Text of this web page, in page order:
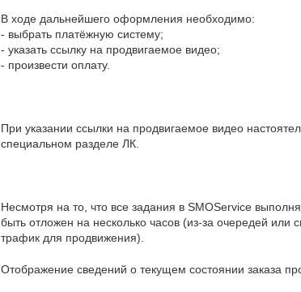
В ходе дальнейшего оформления необходимо:
- выбрать платёжную систему;
- указать ссылку на продвигаемое видео;
- произвести оплату.
При указании ссылки на продвигаемое видео
специальном разделе ЛК.
Несмотря на то, что все задания в SMOService
быть отложен на несколько часов (из-за очередей
трафик для продвижения).
Отображение сведений о текущем состоянии заказа